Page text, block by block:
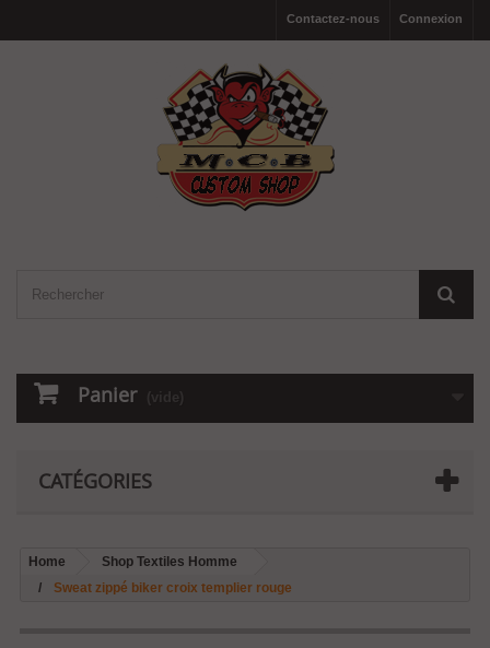
Connexion
Contactez-nous
Panier (vide)
CATÉGORIES
Home
Shop Textiles Homme
Sweat zippé biker croix templier rouge